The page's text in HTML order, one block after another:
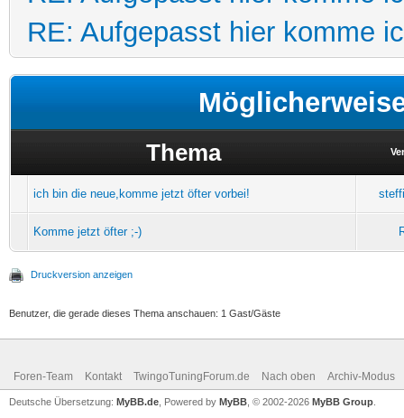
RE: Aufgepasst hier komme
Thema
ich bin die neue,komme jetzt öfter vorbei!
Komme jetzt öfter ;-)
Druckversion anzeigen
Benutzer, die gerade dieses Thema anschauen: 1 Gast/Gäste
Foren-Team Kontakt TwingoTuningForum.de Nach oben Archiv-Modus
Deutsche Übersetzung: MyBB.de , Powered by MyBB , © 2002-2026 MyBB Group